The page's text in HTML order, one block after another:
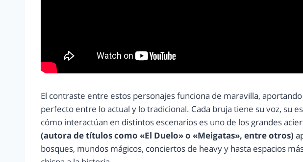
El contraste entre estos personajes funciona de maravilla,
perfecto entre lo actual y lo tradicional. Cada bruja tiene su voz, su
cómo interactúan en distintos escenarios es uno de los grandes
(autora de títulos como «El Duelo» o «Meigatas», entre otros)
bosques, mundos mágicos, conciertos de heavy y hasta espacios